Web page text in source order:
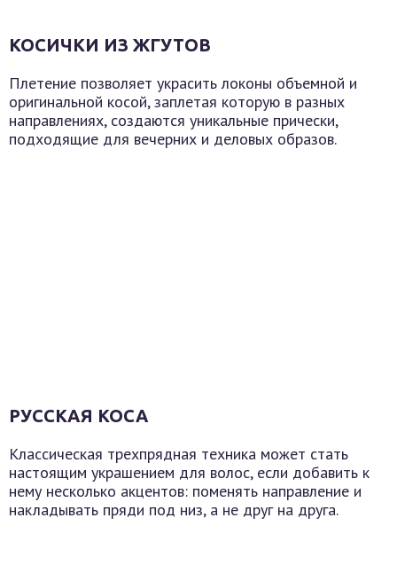
КОСИЧКИ ИЗ ЖГУТОВ
Плетение позволяет украсить локоны объемной и
оригинальной косой, заплетая которую в разных
направлениях, создаются уникальные прически,
подходящие для вечерних и деловых образов.
РУССКАЯ КОСА
Классическая трехпрядная техника может стать
настоящим украшением для волос, если добавить к
нему несколько акцентов: поменять направление и
накладывать пряди под низ, а не друг на друга.